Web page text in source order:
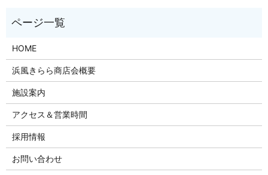
HOME
浜風きらら商店会概要
施設案内
アクセス＆営業時間
採用情報
お問い合わせ